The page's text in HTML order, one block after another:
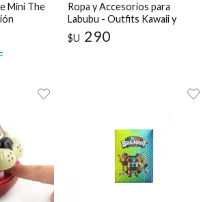
Mini The
Ropa y Accesorios para
Labubu - Outfits Kawaii y
Complementos
$U 290